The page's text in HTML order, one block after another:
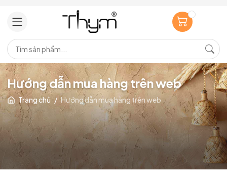
Hướng dẫn mua hàng trên web
Trang chủ / Hướng dẫn mua hàng trên web